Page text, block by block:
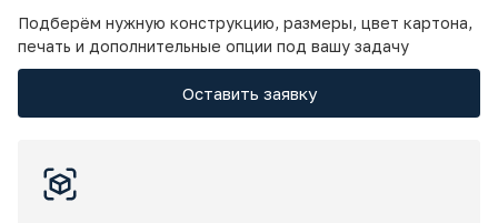
Подберём нужную конструкцию, размеры, цвет картона,
печать и дополнительные опции под вашу задачу
Оставить заявку